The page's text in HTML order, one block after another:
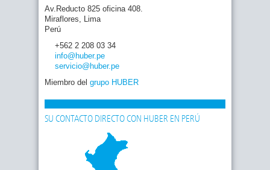
Av.Reducto 825 oficina 408.
Miraflores, Lima
Perú
+562 2 208 03 34
info@huber.pe
servicio@huber.pe
Miembro del grupo HUBER
SU CONTACTO DIRECTO CON HUBER EN PERÚ